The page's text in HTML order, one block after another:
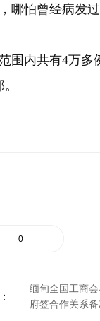
哪怕曾经病发
围内共有4万多
0
缅甸全国工商
府签合作关系